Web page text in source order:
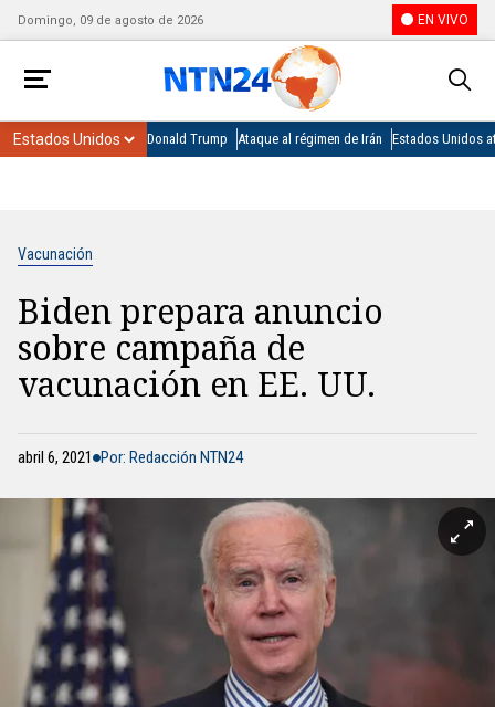
Domingo, 09 de agosto de 2026 EN VIVO
Donald Trump Ataque al régimen de Irán Estados Unidos
Vacunación
Biden prepara anuncio
sobre campaña de
vacunación en EE. UU.
abril 6, 2021 Por: Redacción NTN24